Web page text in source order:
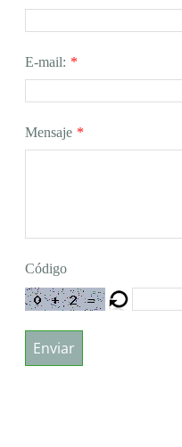
E-mail: *
Mensaje *
Código
Enviar